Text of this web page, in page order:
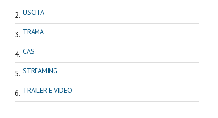
USCITA
TRAMA
CAST
STREAMING
TRAILER E VIDEO